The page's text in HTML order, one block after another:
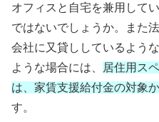
オフィスと自宅を兼用して
ではないでしょうか。また
会社に又貸ししているよう
ような場合には、
居住用ス
は、家賃支援給付金の対象
す。